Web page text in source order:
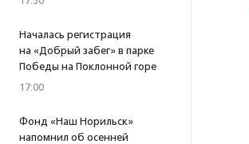
Началась регистрация
на «Добрый забег» в парке
Победы на Поклонной горе
17:00
Фонд «Наш Норильск»
напомнил об осенней